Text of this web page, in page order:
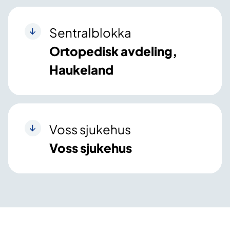
Sentralblokka
Ortopedisk avdeling,
Haukeland
Voss sjukehus
Voss sjukehus